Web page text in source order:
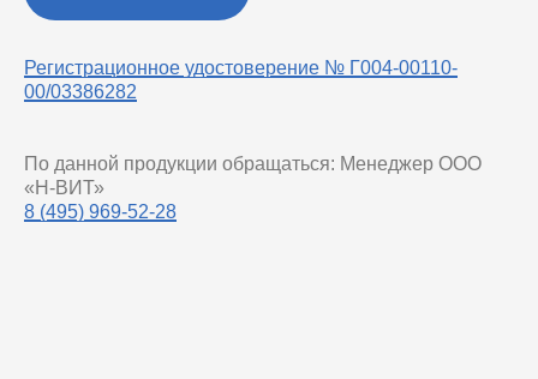
Регистрационное удостоверение № Г004-00110-
00/03386282
По данной продукции обращаться: Менеджер ООО
«Н-ВИТ»
8 (495) 969-52-28